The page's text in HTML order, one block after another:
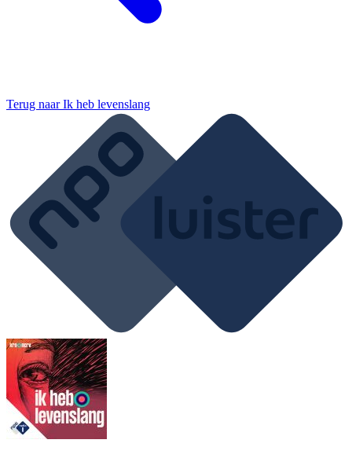
Terug naarIk heb levenslang